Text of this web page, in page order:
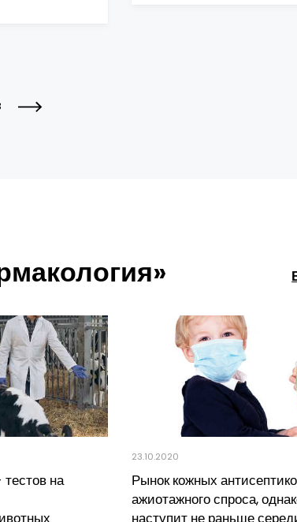
на
23.10.2020
Рынок кожных
ажиотажного спроса,
наступит не раньше